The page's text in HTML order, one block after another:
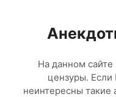
содержимому
На данном сайте
цензуры.
неинтересны такие